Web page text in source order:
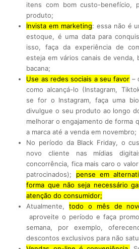
itens com bom custo-benefício,
produto;
Invista em marketing: essa não é
estoque, é uma data para
isso, faça da experiência de
esteja em vários canais de venda,
bacana;
Use as redes sociais a seu favor –
como alcançá-lo (Instagram,
se for o Instagram, faça uma
divulgue o seu produto ao longo
melhorar o engajamento de forma
a marca até a venda em novembro;
No período da Black Friday, o
novo cliente nas mídias
concorrência, fica mais caro o
patrocinados); pense em
forma que não seja necessário
atenção do consumidor;
Atualmente,todo o mês de
aproveite o período e faça
semana, por exemplo,
descontos exclusivos para não